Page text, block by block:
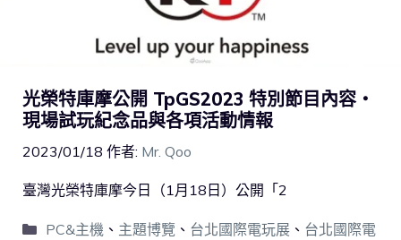
光榮特庫摩公開 TpGS2023 特別節目內容・
現場試玩紀念品與各項活動情報
2023/01/18 作者: Mr. Qoo
臺灣光榮特庫摩今日（1月18日）公開「2
PC&主機、 主題博覽 、 台北國際電玩展、 台北國際電